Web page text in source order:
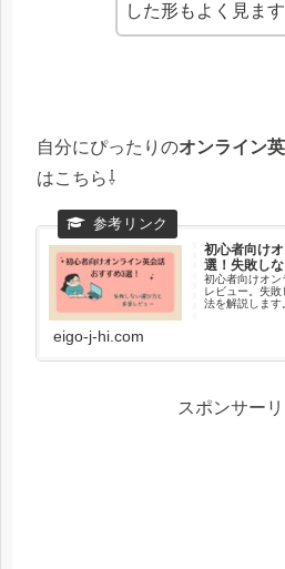
した形もよく見ます
自分にぴったりのオンライン
はこちら⇩
初心者向け
選！失敗し
初心者向けオ
レビュー。失
法を解説します
eigo-j-hi.com
スポンサー